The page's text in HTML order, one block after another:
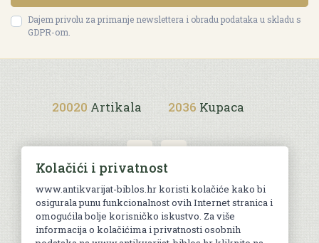
Dajem privolu za primanje newslettera i obradu podataka u skladu s
GDPR-om.
20020 Artikala 2036 Kupaca
Uvjeti kupnje
Kolačići i privatnost
www.antikvarijat-biblos.hr koristi kolačiće kako bi
osigurala punu funkcionalnost ovih Internet stranica i
omogućila bolje korisničko iskustvo. Za više
informacija o kolačićima i privatnosti osobnih